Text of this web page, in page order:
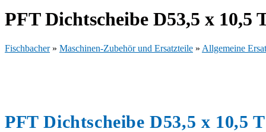
10,5
T10
Menge
PFT Dichtscheibe D53,5 x 10,5
Fischbacher» Maschinen-Zubehör und Ersatzteile » Allgemeine
PFT Dichtscheibe D53,5 x 10,5